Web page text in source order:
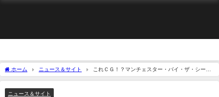
ホーム ニュース＆サイト
これＣＧ！？マンチェスター・バイ・ザ・シーの
ＶＦＸブレイクダウン！！
ニュース＆サイト